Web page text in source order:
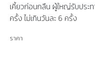
เคี้ยวก่อนกลืน ผู้ใหญ่รับประท
ครั้ง ไม่เกินวันละ 6 ครั้ง
ราคา